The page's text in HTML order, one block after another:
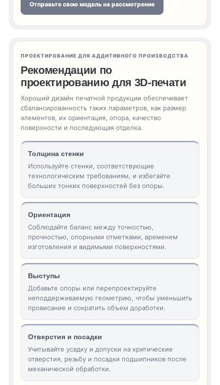
Отправьте свою модель на рассмотрение
ПРОЕКТИРОВАНИЕ ДЛЯ АДДИТИВНОГО ПРОИЗВОДСТВА
Рекомендации по
проектированию для 3D-печати
Хороший дизайн печатной продукции обеспечивает
сбалансированность таких параметров, как размер
элементов, их ориентация, опора, качество
поверхности и последующая отделка.
Толщина стенки
Используйте стенки, соответствующие
технологическим требованиям, и избегайте
больших тонких поверхностей без опоры.
Ориентация
Соблюдайте баланс между точностью,
прочностью, опорными отметками, временем
изготовления и видимыми поверхностями.
Выступы
Добавьте опоры или перепроектируйте
неподдерживаемую геометрию, чтобы уменьшить
провисание и сократить объем доработки.
Отверстия и посадки
Учитывайте усадку и допуски на критические
отверстия, резьбу и посадки подшипников после
механической обработки.